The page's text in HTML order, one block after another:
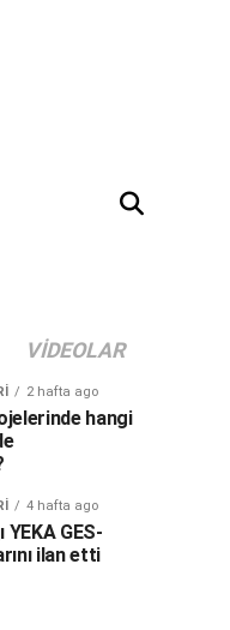
VIDEOLAR
2 hafta ago
hangi
4 hafta ago
YEKA GES-
ilan etti